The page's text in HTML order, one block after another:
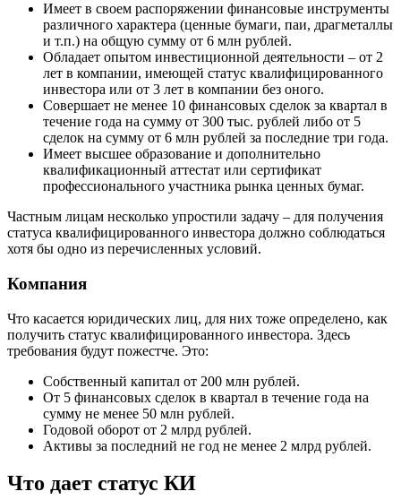
Имеет в своем распоряжении финансовые инструменты
различного характера (ценные бумаги, паи, драгметаллы
и т.п.) на общую сумму от 6 млн рублей.
Обладает опытом инвестиционной деятельности – от 2
лет в компании, имеющей статус квалифицированного
инвестора или от 3 лет в компании без оного.
Совершает не менее 10 финансовых сделок за квартал в
течение года на сумму от 300 тыс. рублей либо от 5
сделок на сумму от 6 млн рублей за последние три года.
Имеет высшее образование и дополнительно
квалификационный аттестат или сертификат
профессионального участника рынка ценных бумаг.
Частным лицам несколько упростили задачу – для получения
статуса квалифицированного инвестора должно соблюдаться
хотя бы одно из перечисленных условий.
Компания
Что касается юридических лиц, для них тоже определено, как
получить статус квалифицированного инвестора. Здесь
требования будут пожестче. Это:
Собственный капитал от 200 млн рублей.
От 5 финансовых сделок в квартал в течение года на
сумму не менее 50 млн рублей.
Годовой оборот от 2 млрд рублей.
Активы за последний не год не менее 2 млрд рублей.
Что дает статус КИ